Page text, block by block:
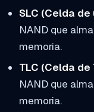
SLC (Celda
NAND que
memoria.
TLC (Celda
NAND que
memoria.